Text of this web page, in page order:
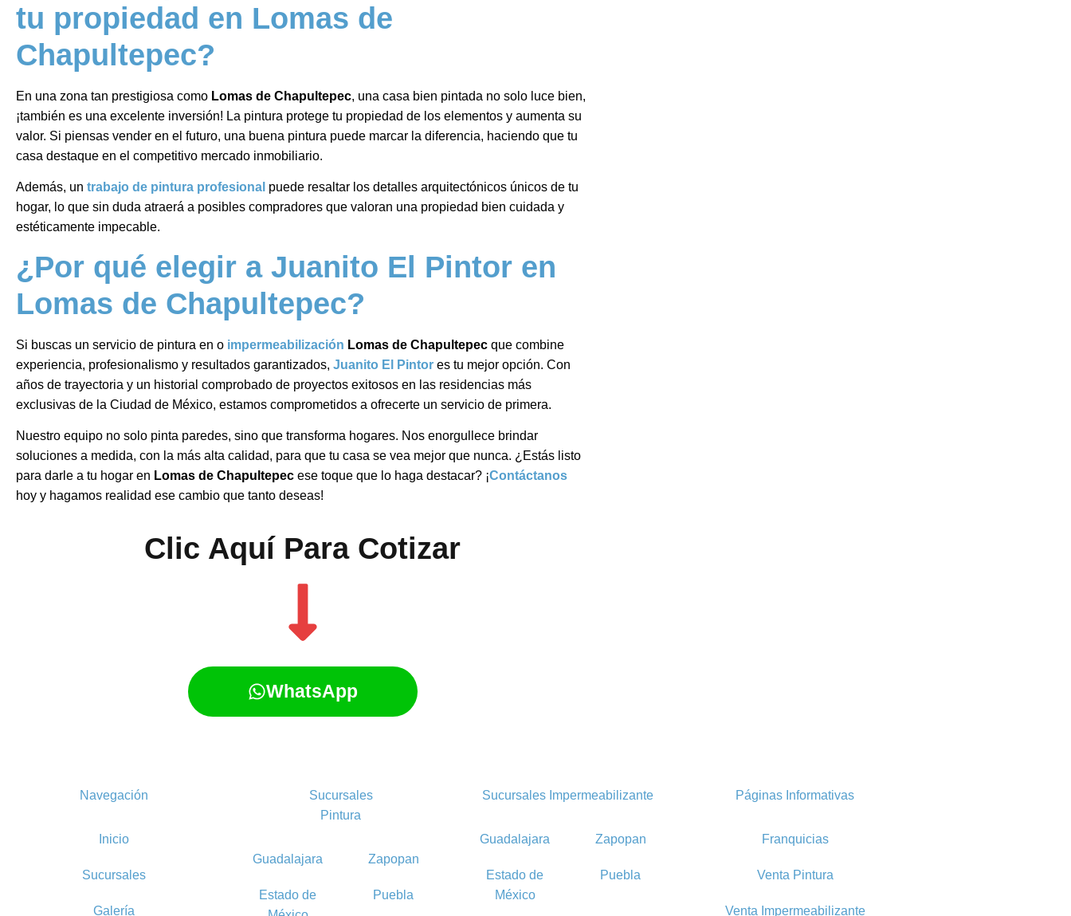
tu propiedad en Lomas de
Chapultepec?
En una zona tan prestigiosa como Lomas de Chapultepec, una casa bien pintada no solo luce bien,
¡también es una excelente inversión! La pintura protege tu propiedad de los elementos y aumenta su
valor. Si piensas vender en el futuro, una buena pintura puede marcar la diferencia, haciendo que tu
casa destaque en el competitivo mercado inmobiliario.
Además, un trabajo de pintura profesional puede resaltar los detalles arquitectónicos únicos de tu
hogar, lo que sin duda atraerá a posibles compradores que valoran una propiedad bien cuidada y
estéticamente impecable.
¿Por qué elegir a Juanito El Pintor en
Lomas de Chapultepec?
Si buscas un servicio de pintura en o impermeabilización Lomas de Chapultepec que combine
experiencia, profesionalismo y resultados garantizados, Juanito El Pintor es tu mejor opción. Con
años de trayectoria y un historial comprobado de proyectos exitosos en las residencias más
exclusivas de la Ciudad de México, estamos comprometidos a ofrecerte un servicio de primera.
Nuestro equipo no solo pinta paredes, sino que transforma hogares. Nos enorgullece brindar
soluciones a medida, con la más alta calidad, para que tu casa se vea mejor que nunca. ¿Estás listo
para darle a tu hogar en Lomas de Chapultepec ese toque que lo haga destacar? ¡Contáctanos
hoy y hagamos realidad ese cambio que tanto deseas!
Clic Aquí Para Cotizar​
WhatsApp
Navegación
Inicio
Sucursales
Galería
Sucursales
Pintura
Guadalajara Zapopan
Estado de
Puebla
Sucursales Impermeabilizante
Guadalajara Zapopan
Estado de
México
Puebla
Páginas Informativas
Franquicias
Venta Pintura
Venta Impermeabilizante